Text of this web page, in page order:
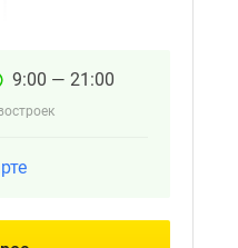
9:00 — 21:00